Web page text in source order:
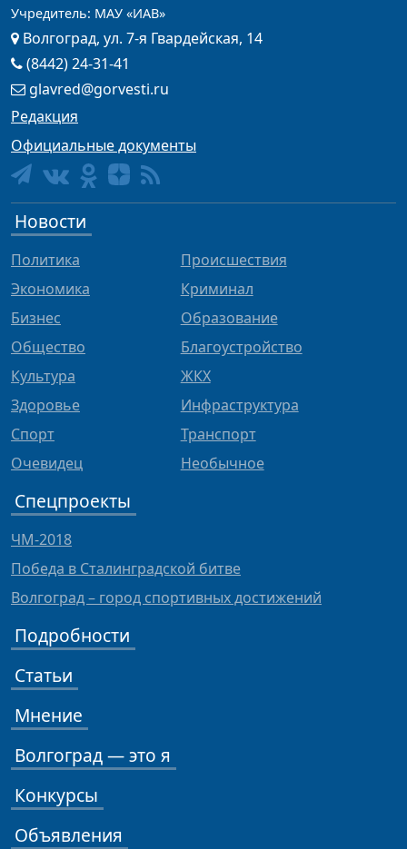
Учредитель: МАУ «ИАВ»
Волгоград, ул. 7-я Гвардейская, 14
(8442) 24-31-41
glavred@gorvesti.ru
Редакция
Официальные документы
Новости
Политика
Экономика
Бизнес
Общество
Культура
Здоровье
Спорт
Очевидец
Происшествия
Криминал
Образование
Благоустройство
ЖКХ
Инфраструктура
Транспорт
Необычное
Спецпроекты
ЧМ-2018
Победа в Сталинградской битве
Волгоград – город спортивных достижений
Подробности
Статьи
Мнение
Волгоград — это я
Конкурсы
Объявления